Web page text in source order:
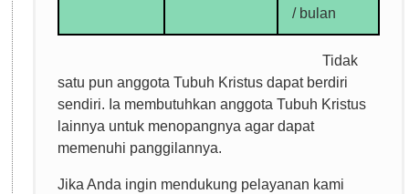
/ bulan
Tidak
satu pun anggota Tubuh Kristus dapat berdiri
sendiri. Ia membutuhkan anggota Tubuh Kristus
lainnya untuk menopangnya agar dapat
memenuhi panggilannya.
Jika Anda ingin mendukung pelayanan kami